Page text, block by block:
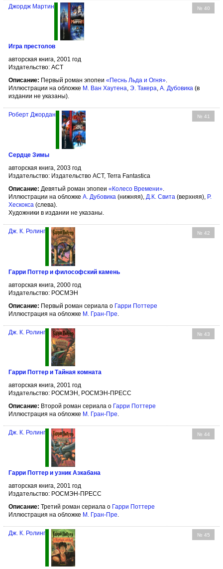
№ 40
Джордж Мартин
Игра престолов
авторская книга, 2001 год
Издательство: АСТ
Описание: Первый роман эпопеи «Песнь Льда и Огня»
Иллюстрации на обложке М. Ван Хаутена Э. Такера А. Дубовика (в
издании не указаны).
№ 41
Роберт Джордан
Сердце Зимы
авторская книга, 2003 год
Издательство: Издательство АСТ, Terra Fantastica
Описание: Девятый роман эпопеи «Колесо Времени».
Иллюстрации на обложке А. Дубовика (нижняя), Д.К. Свита (верхняя), Р.
Хескокса (слева).
Художники в издании не указаны.
№ 42
Дж. К. Ролинг
Гарри Поттер и философский камень
авторская книга, 2000 год
Издательство: РОСМЭН
Описание: Первый роман сериала о Гарри Поттере
Иллюстрация на обложке М. Гран-Пре
№ 43
Дж. К. Ролинг
Гарри Поттер и Тайная комната
авторская книга, 2001 год
Издательство: РОСМЭН, РОСМЭН-ПРЕСС
Описание: Второй роман сериала о Гарри Поттере
Иллюстрация на обложке М. Гран-Пре
№ 44
Дж. К. Ролинг
Гарри Поттер и узник Азкабана
авторская книга, 2001 год
Издательство: РОСМЭН-ПРЕСС
Описание: Третий роман сериала о Гарри Поттере
Иллюстрация на обложке М. Гран-Пре.
№ 45
Дж. К. Ролинг